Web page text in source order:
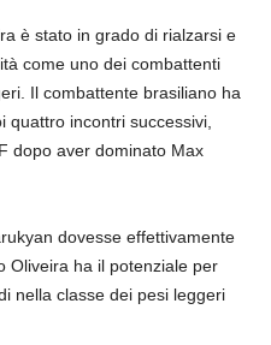
è stato in grado di rialzarsi e
come uno dei combattenti
Il combattente brasiliano ha
incontri successivi,
dopo aver dominato Max
dovesse effettivamente
Oliveira ha il potenziale per
nella classe dei pesi leggeri